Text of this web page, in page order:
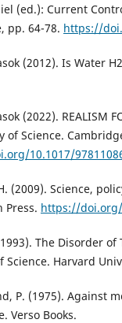
(ed.): Current
pp. 64-78. https://
(2012). Is Water
(2022). REALISM
of Science.
10.1017/
(2009). Science,
Press. https://
The Disorder
Science. Harvard
P. (1975). Against
Verso Books.